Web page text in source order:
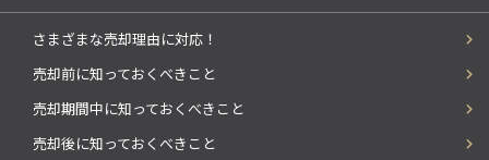
さまざまな売却理由に対応！
売却前に知っておくべきこと
売却期間中に知っておくべきこと
売却後に知っておくべきこと